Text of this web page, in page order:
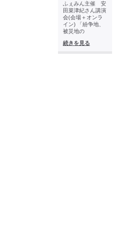
ふぇみん主催 安
田菜津紀さん講演
会(会場＋オンラ
イン) 「紛争地、
被災地の
続きを見る